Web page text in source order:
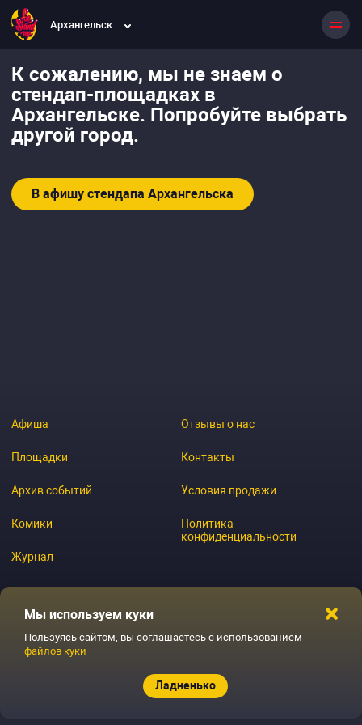
Архангельск
К сожалению, мы не знаем о
стендап-площадках в
Архангельске. Попробуйте выбрать
другой город.
В афишу стендапа Архангельска
Афиша
Площадки
Архив событий
Комики
Журнал
Отзывы о нас
Контакты
Условия продажи
Политика
конфиденциальности
Мы используем куки
Пользуясь сайтом, вы соглашаетесь с использованием
файлов куки
Ладненько